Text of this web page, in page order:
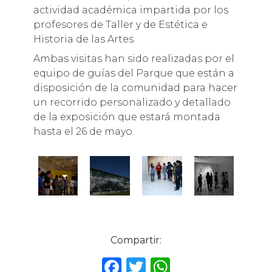
actividad académica impartida por los
profesores de Taller y de Estética e
Historia de las Artes.
Ambas visitas han sido realizadas por el
equipo de guías del Parque que están a
disposición de la comunidad para hacer
un recorrido personalizado y detallado
de la exposición que estará montada
hasta el 26 de mayo.
Compartir:
F T W